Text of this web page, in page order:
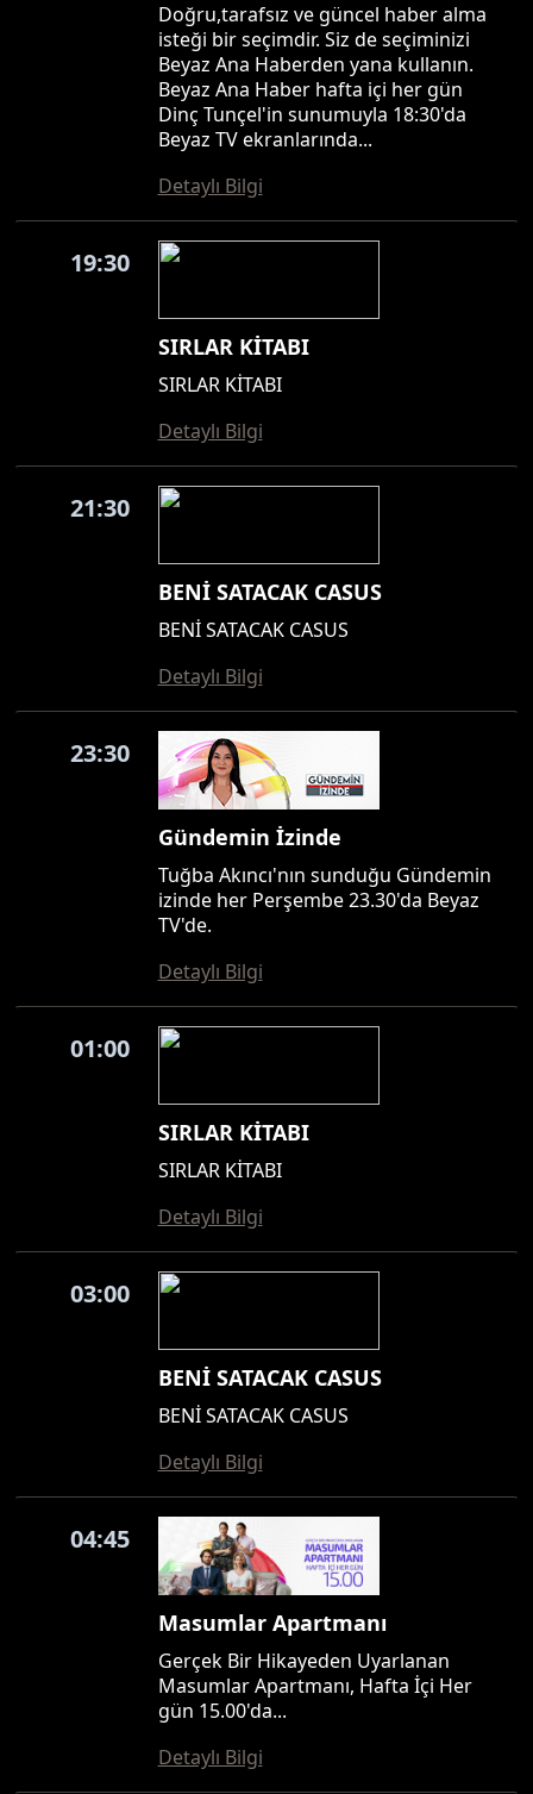
Doğru,tarafsız ve güncel haber alma
isteği bir seçimdir. Siz de seçiminizi
Beyaz Ana Haberden yana kullanın.
Beyaz Ana Haber hafta içi her gün
Dinç Tunçel'in sunumuyla 18:30'da
Beyaz TV ekranlarında...
Detaylı Bilgi
19:30
SIRLAR KİTABI
SIRLAR KİTABI
Detaylı Bilgi
21:30
BENİ SATACAK CASUS
BENİ SATACAK CASUS
Detaylı Bilgi
23:30
Gündemin İzinde
Tuğba Akıncı'nın sunduğu Gündemin
izinde her Perşembe 23.30'da Beyaz
TV'de.
Detaylı Bilgi
01:00
SIRLAR KİTABI
SIRLAR KİTABI
Detaylı Bilgi
03:00
BENİ SATACAK CASUS
BENİ SATACAK CASUS
Detaylı Bilgi
04:45
Masumlar Apartmanı
Gerçek Bir Hikayeden Uyarlanan
Masumlar Apartmanı, Hafta İçi Her
gün 15.00'da...
Detaylı Bilgi